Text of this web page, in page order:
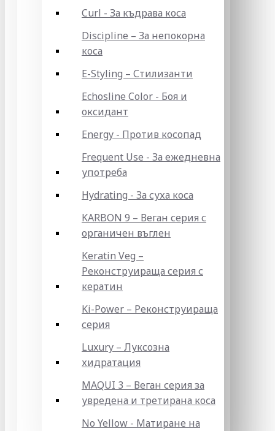
Curl - За къдрава коса
Discipline – За непокорна
коса
E-Styling – Стилизанти
Echosline Color - Боя и
оксидант
Energy - Против косопад
Frequent Use - За ежедневна
употреба
Hydrating - За суха коса
KARBON 9 – Веган серия с
органичен въглен
Keratin Veg –
Реконструираща серия с
кератин
Ki-Power – Реконструираща
серия
Luxury – Луксозна
хидратация
MAQUI 3 – Веган серия за
увредена и третирана коса
No Yellow - Матиране на